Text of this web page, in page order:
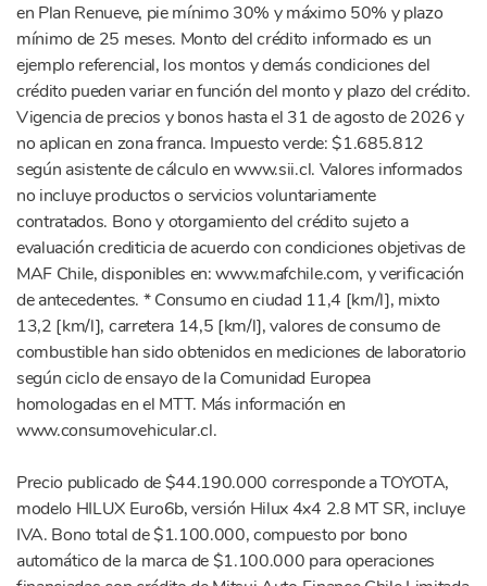
en Plan Renueve, pie mínimo 30% y máximo 50% y plazo
mínimo de 25 meses. Monto del crédito informado es un
ejemplo referencial, los montos y demás condiciones del
crédito pueden variar en función del monto y plazo del crédito.
Vigencia de precios y bonos hasta el 31 de agosto de 2026 y
no aplican en zona franca. Impuesto verde: $1.685.812
según asistente de cálculo en www.sii.cl. Valores informados
no incluye productos o servicios voluntariamente
contratados. Bono y otorgamiento del crédito sujeto a
evaluación crediticia de acuerdo con condiciones objetivas de
MAF Chile, disponibles en: www.mafchile.com, y verificación
de antecedentes. * Consumo en ciudad 11,4 [km/l], mixto
13,2 [km/l], carretera 14,5 [km/l], valores de consumo de
combustible han sido obtenidos en mediciones de laboratorio
según ciclo de ensayo de la Comunidad Europea
homologadas en el MTT. Más información en
www.consumovehicular.cl.
Precio publicado de $44.190.000 corresponde a TOYOTA,
modelo HILUX Euro6b, versión Hilux 4x4 2.8 MT SR, incluye
IVA. Bono total de $1.100.000, compuesto por bono
automático de la marca de $1.100.000 para operaciones